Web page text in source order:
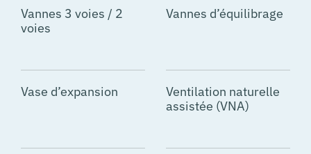
Vannes 3 voies / 2
voies
Vannes d’équilibrage
Vase d’expansion
Ventilation naturelle
assistée (VNA)